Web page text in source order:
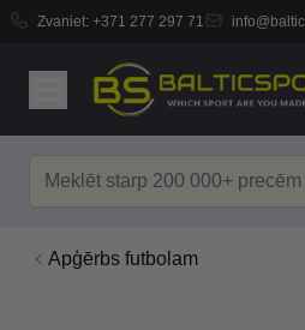
Zvaniet: +371 277 297 71
Apģērbs futbolam